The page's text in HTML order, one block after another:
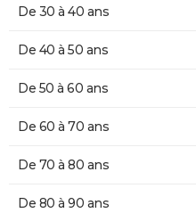
De 30 à 40 ans
De 40 à 50 ans
De 50 à 60 ans
De 60 à 70 ans
De 70 à 80 ans
De 80 à 90 ans